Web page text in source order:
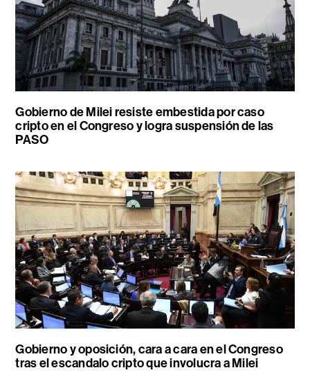
Gobierno de Milei resiste embestida por caso
cripto en el Congreso y logra suspensión de las
PASO
Gobierno y oposición, cara a cara en el Congreso
tras el escandalo cripto que involucra a Milei